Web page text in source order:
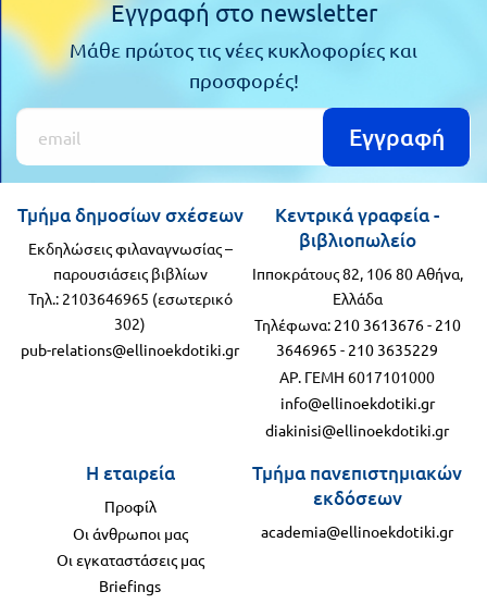
Θεματικά
Ημερολόγια
Εκπαιδευτικών
Δραστηριοτήτων
Εκπαίδευση
STE(A)M
Εκπαίδευση
ενηλίκων –
Διά Βίου
εκπαιδευτικού
Πανελλήνιοι
Μαθητικοί
Διαγωνισμοί
Τάξη
Β΄
Γ΄
Τάξη
Λύκειο
Α΄
Τάξη
Β΄
Τάξη
Ε.ΠΑΛ.
Για
Εγγραφή στο newsletter
Μάθε πρώτος τις νέες κυκλοφορίες και
προσφορές!
Εγγραφή
Κεντρικά γραφεία -
βιβλιοπωλείο
Ιπποκράτους 82, 106 80 Αθήνα,
Ελλάδα
Τηλέφωνα: 210 3613676- 210
3646965 - 210 3635229
ΑΡ. ΓΕΜΗ 6017101000
info@ellinoekdotiki.gr
diakinisi@ellinoekdotiki.gr
Η εταιρεία
Προφίλ
Οι άνθρωποι μας
Οι εγκαταστάσεις μας
Briefings
Τμήμα δημοσίων σχέσεων
Εκδηλώσεις φιλαναγνωσίας –
παρουσιάσεις βιβλίων
Τηλ.: 2103646965 (εσωτερικό
302)
pub-relations@ellinoekdotiki.gr
Τμήμα πανεπιστημιακών
εκδόσεων
academia@ellinoekdotiki.gr